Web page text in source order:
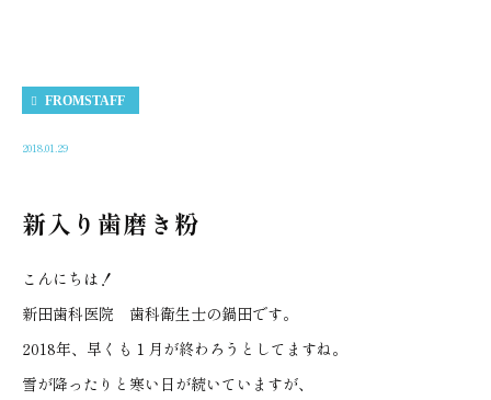
FROMSTAFF
2018.01.29
新入り歯磨き粉
こんにちは！
新田歯科医院 歯科衛生士の鍋田です。
2018年、早くも１月が終わろうとしてますね。
雪が降ったりと寒い日が続いていますが、